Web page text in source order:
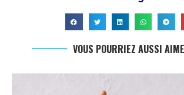
VOUS POURRIEZ AUSSI